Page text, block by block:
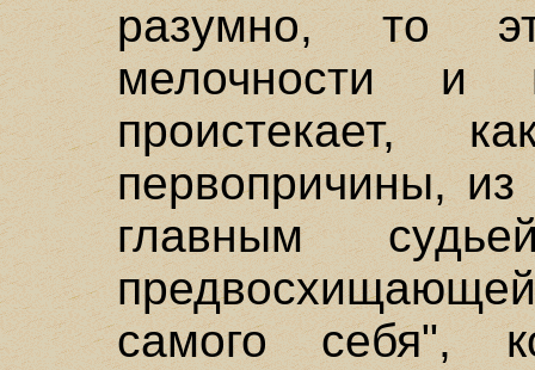
разумно, то
мелочности и
проистекает,
первопричины,
главным
самого себя",